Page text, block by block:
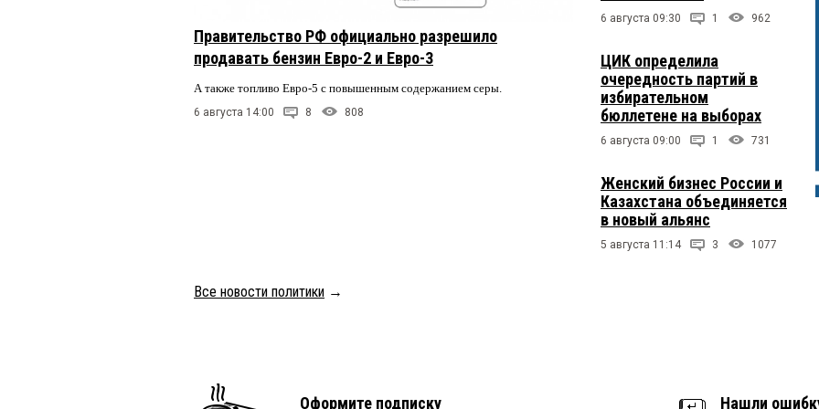
Правительство РФ официально разрешило
продавать бензин Евро-2 и Евро-3
А также топливо Евро-5 с повышенным содержанием серы.
6 августа 14:00 8 808
6 августа 09:30 1 962
ЦИК определила
очередность партий в
избирательном
бюллетене на выборах
6 августа 09:00 1 731
Женский бизнес России и
Казахстана объединяется
в новый альянс
5 августа 11:14 3 1077
Все новости политики →
Оформите подписку Нашли